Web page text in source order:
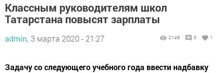
Классным руководителям школ
Татарстана повысят зарплаты
admin, 3 марта 2020 - 21:27 2149 0 1
Задачу со следующего учебного года ввести надбавку